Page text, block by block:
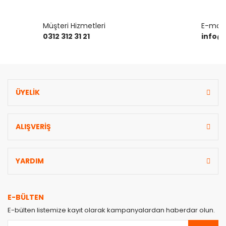
Müşteri Hizmetleri
0312 312 31 21
E-mail
ÜYELİK
ALIŞVERİŞ
YARDIM
E-BÜLTEN
E-bülten listemize kayıt olarak kampanyalardan haberdar olun.